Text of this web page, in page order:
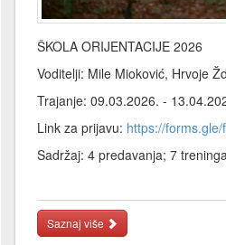
ŠKOLA ORIJENTACIJE 2026
Voditelji: Mile Mioković, Hrvoje
Trajanje: 09.03.2026. -
Link za prijavu: https://
Sadržaj: 4 predavanja; 7
Saznaj više